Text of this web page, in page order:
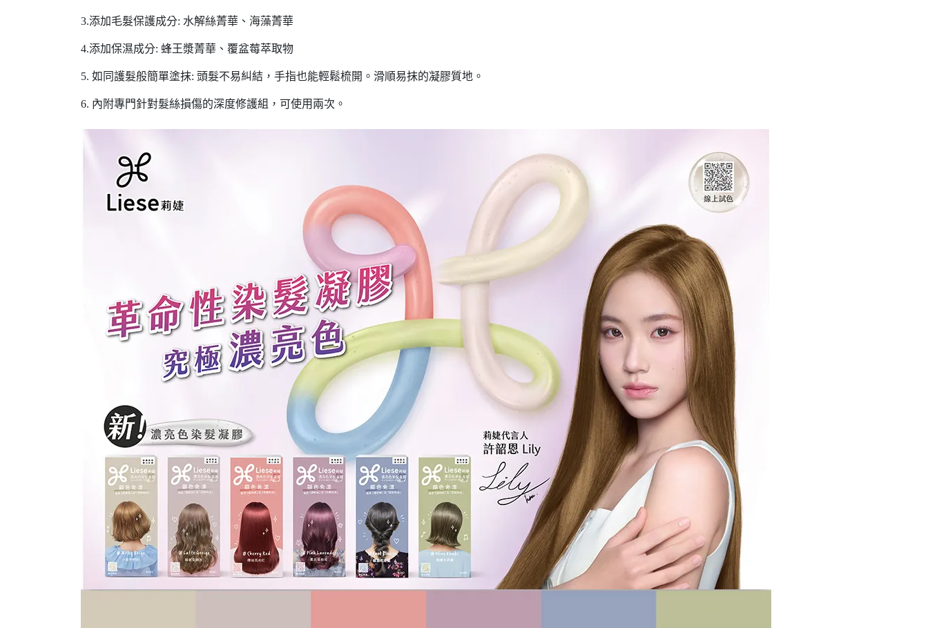
3.添加毛髮保護成分: 水解絲菁華、海藻菁華
4.添加保濕成分: 蜂王漿菁華、覆盆莓萃取物
5. 如同護髮般簡單塗抹: 頭髮不易糾結，手指也能輕鬆梳開。滑順易抹的凝膠質地。
6. 內附專門針對髮絲損傷的深度修護組，可使用兩次。